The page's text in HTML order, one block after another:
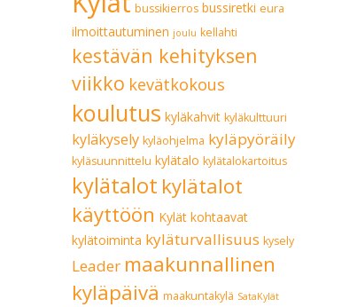
bussikierros bussiretki eura
ilmoittautuminen joulu kellahti
kestävän kehityksen
viikko kevätkokous
koulutus kyläkahvit kyläkulttuuri
kyläkysely kyläohjelma kyläpyöräily
kyläsuunnittelu kylätalo kylätalokartoitus
kylätalot kylätalot
käyttöön Kylät kohtaavat
kylätoiminta kyläturvallisuus kysely
Leader maakunnallinen
kyläpäivä maakuntakylä SataKylät